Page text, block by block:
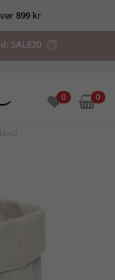
899 kr
SALE20
0 0